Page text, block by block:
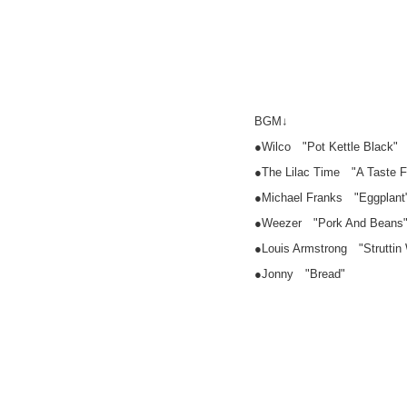
BGM↓
●Wilco "Pot Kettle Black"
●The Lilac Time "A Taste
●Michael Franks
●Weezer "Pork And Beans"
●Louis Armstrong "Struttin
●Jonny "Bread"